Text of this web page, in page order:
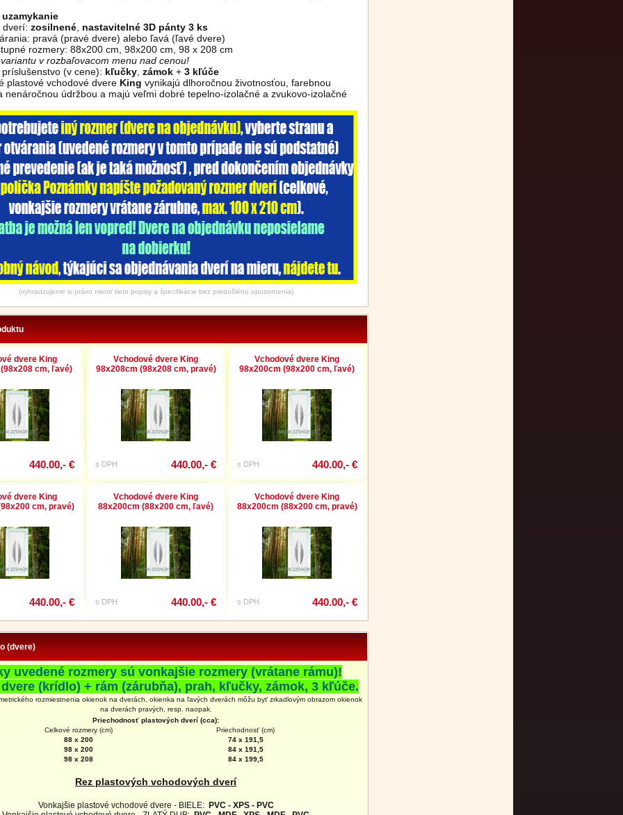
dverí: zosilnené, nastavitelné 3D pánty 3 ks
pravá (pravé dvere) alebo ľavá (ľavé dvere)
rozmery: 88x200 cm, 98x200 cm, 98 x 208 cm
v rozbaľovacom menu nad cenou!
(v cene): kľučky, zámok+ 3 kľúče
plastové vchodové dvere King vynikajú dlhoročnou životnosťou, farebnou
nenáročnou údržbou a majú veľmi dobré tepelno-izolačné a zvukovo-izolačné
(vyhradzujeme si právo meniť tieto popisy a špecifikácie bez predošlého upozornenia)
dvere King
cm, ľavé)
440.00,- €
Vchodové dvere King
98x208cm (98x208 cm, pravé)
s DPH 440.00,- €
Vchodové dvere King
98x200cm (98x200 cm, ľavé)
s DPH 440.00,- €
dvere King
cm, pravé)
440.00,- €
Vchodové dvere King
88x200cm (88x200 cm, ľavé)
s DPH 440.00,- €
Vchodové dvere King
88x200cm (88x200 cm, pravé)
s DPH 440.00,- €
(dvere)
uvedené rozmery sú vonkajšie rozmery (vrátane rámu)!
(krídlo) + rám (zárubňa), prah, kľučky, zámok, 3 kľúče.
rozmiestnenia okienok na dverách, okienka na ľavých dverách môžu byť zrkadlovým obrazom okienok
na dverách pravých, resp. naopak.
Priechodnosť plastových dverí (cca):
Celkové rozmery (cm)
Priechodnosť (cm)
88 x 200
74 x 191,5
98 x 200
84 x 191,5
98 x 208
84 x 199,5
Rez plastových vchodových dverí
Vonkajšie plastové vchodové dvere - BIELE: PVC - XPS - PVC